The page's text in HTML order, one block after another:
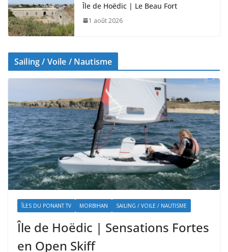
Île de Hoëdic | Le Beau Fort
1 août 2026
Sailing / Voile / Nautisme
ÎLES DU PONANT TV MORBIHAN SAILING / VOILE / NAUTISME
Île de Hoëdic | Sensations Fortes
en Open Skiff